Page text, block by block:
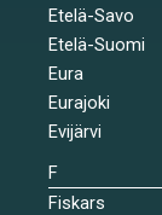
Etelä-Savo
Etelä-Suomi
Eura
Eurajoki
Evijärvi
F
Fiskars